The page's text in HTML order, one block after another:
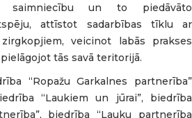
saimniecību un to piedāvāto
attīstot sadarbības tīklu ar
veicinot labās prakses
tās savā teritorijā.
“Ropažu Garkalnes partnerība”
“Laukiem un jūrai”, biedrība
biedrība “Lauku partnerība